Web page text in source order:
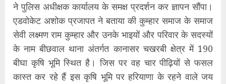
ने पुलिस अधीक्षक कार्यालय के समक्ष प्रदर्शन कर ज्ञापन सौंपा।
एडवोकेट अशोक प्रजापत ने बताया की कुम्हार समाज के समाज
सेवी लक्ष्मण राम कुम्हार और उनके भाइयों और परिवार के सदस्यों
के नाम बीछवाल थाना अंतर्गत कानासर चखरबी क्षेत्र में 190
बीघा कृषि भूमि स्थित है। जिस पर वह चार पीढ़ियों से फसल
कास्त कर रहे हैं इस कृषि भूमि पर हरियाणा के रहने वाले जय